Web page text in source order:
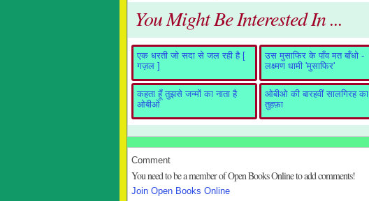
You Might Be Interested In ...
एक धरती जो सदा से जल रही है [
गज़ल ]
उस मुसाफिर के पाँव मत बाँधो -
लक्ष्मण धामी 'मुसाफिर'
कहता हूँ तुझसे जन्मों का नाता है
ओबीओ
ओबीओ की बारहवीं सालगिरह का
तुहफ़ा
Comment
You need to be a member of Open Books Online to add comments!
Join Open Books Online